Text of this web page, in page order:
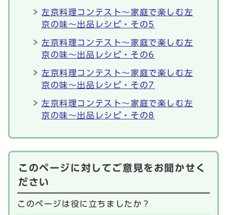
左京料理コンテスト～家庭で楽しむ左
京の味～出品レシピ・その5
左京料理コンテスト～家庭で楽しむ左
京の味～出品レシピ・その6
左京料理コンテスト～家庭で楽しむ左
京の味～出品レシピ・その7
左京料理コンテスト～家庭で楽しむ左
京の味～出品レシピ・その8
このページに対してご意見をお聞かせく
ださい
このページは役に立ちましたか？